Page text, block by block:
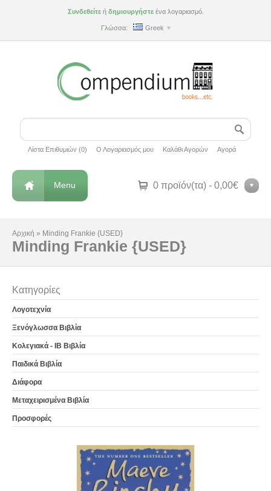
Συνδεθείτεή δημιουργήστεένα λογαριασμό.
Γλώσσα: Greek
Λίστα Επιθυμιών (0) Ο Λογαριασμός μου Καλάθι Αγορών Αγορά
0 προϊόν(τα) - 0,00€
Menu
Αρχική » Minding Frankie {USED}
Minding Frankie {USED}
Κατηγορίες
Λογοτεχνία
Ξενόγλωσσα Βιβλία
Κολεγιακά - IB Βιβλία
Παιδικά Βιβλία
Διάφορα
Μεταχειρισμένα Βιβλία
Προσφορές